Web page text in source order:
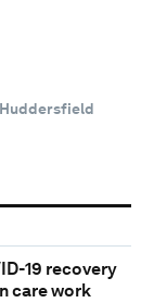
19 recovery
care work